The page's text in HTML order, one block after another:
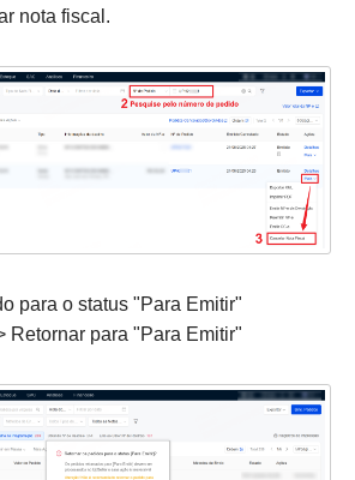
nota fiscal.
para o status "Para Emitir"
Retornar para "Para Emitir"